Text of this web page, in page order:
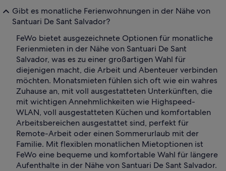
Gibt es monatliche Ferienwohnungen in der Nähe von
Santuari De Sant Salvador?
FeWo bietet ausgezeichnete Optionen für monatliche
Ferienmieten in der Nähe von Santuari De Sant
Salvador, was es zu einer großartigen Wahl für
diejenigen macht, die Arbeit und Abenteuer verbinden
möchten. Monatsmieten fühlen sich oft wie ein wahres
Zuhause an, mit voll ausgestatteten Unterkünften, die
mit wichtigen Annehmlichkeiten wie Highspeed-
WLAN, voll ausgestatteten Küchen und komfortablen
Arbeitsbereichen ausgestattet sind, perfekt für
Remote-Arbeit oder einen Sommerurlaub mit der
Familie. Mit flexiblen monatlichen Mietoptionen ist
FeWo eine bequeme und komfortable Wahl für längere
Aufenthalte in der Nähe von Santuari De Sant Salvador.